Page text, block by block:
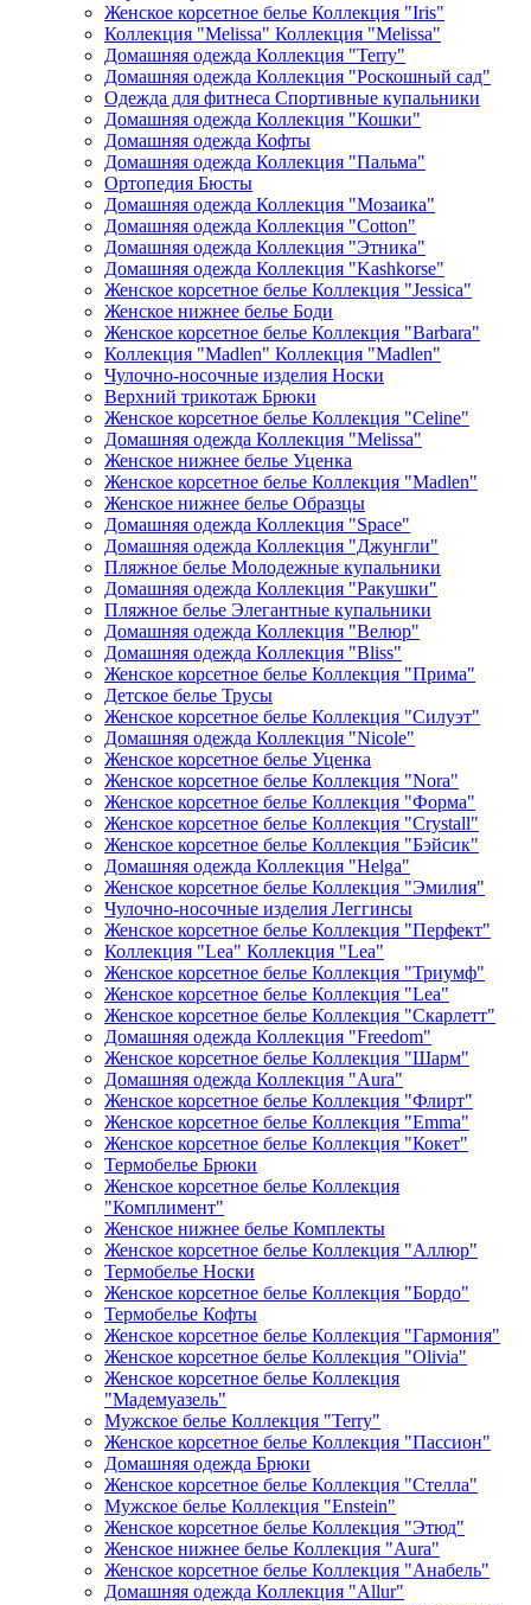
Женское корсетное белье Коллекция "Iris"
Коллекция "Melissa" Коллекция "Melissa"
Домашняя одежда Коллекция "Terry"
Домашняя одежда Коллекция "Роскошный сад"
Одежда для фитнеса Спортивные купальники
Домашняя одежда Коллекция "Кошки"
Домашняя одежда Кофты
Домашняя одежда Коллекция "Пальма"
Ортопедия Бюсты
Домашняя одежда Коллекция "Мозаика"
Домашняя одежда Коллекция "Cotton"
Домашняя одежда Коллекция "Этника"
Домашняя одежда Коллекция "Kashkorse"
Женское корсетное белье Коллекция "Jessica"
Женское нижнее белье Боди
Женское корсетное белье Коллекция "Barbara"
Коллекция "Madlen" Коллекция "Madlen"
Чулочно-носочные изделия Носки
Верхний трикотаж Брюки
Женское корсетное белье Коллекция "Celine"
Домашняя одежда Коллекция "Melissa"
Женское нижнее белье Уценка
Женское корсетное белье Коллекция "Madlen"
Женское нижнее белье Образцы
Домашняя одежда Коллекция "Space"
Домашняя одежда Коллекция "Джунгли"
Пляжное белье Молодежные купальники
Домашняя одежда Коллекция "Ракушки"
Пляжное белье Элегантные купальники
Домашняя одежда Коллекция "Велюр"
Домашняя одежда Коллекция "Bliss"
Женское корсетное белье Коллекция "Прима"
Детское белье Трусы
Женское корсетное белье Коллекция "Силуэт"
Домашняя одежда Коллекция "Nicole"
Женское корсетное белье Уценка
Женское корсетное белье Коллекция "Nora"
Женское корсетное белье Коллекция "Форма"
Женское корсетное белье Коллекция "Crystall"
Женское корсетное белье Коллекция "Бэйсик"
Домашняя одежда Коллекция "Helga"
Женское корсетное белье Коллекция "Эмилия"
Чулочно-носочные изделия Леггинсы
Женское корсетное белье Коллекция "Перфект"
Коллекция "Lea" Коллекция "Lea"
Женское корсетное белье Коллекция "Триумф"
Женское корсетное белье Коллекция "Lea"
Женское корсетное белье Коллекция "Скарлетт"
Домашняя одежда Коллекция "Freedom"
Женское корсетное белье Коллекция "Шарм"
Домашняя одежда Коллекция "Aura"
Женское корсетное белье Коллекция "Флирт"
Женское корсетное белье Коллекция "Emma"
Женское корсетное белье Коллекция "Кокет"
Термобелье Брюки
Женское корсетное белье Коллекция
"Комплимент"
Женское нижнее белье Комплекты
Женское корсетное белье Коллекция "Аллюр"
Термобелье Носки
Женское корсетное белье Коллекция "Бордо"
Термобелье Кофты
Женское корсетное белье Коллекция "Гармония"
Женское корсетное белье Коллекция "Olivia"
Женское корсетное белье Коллекция
"Мадемуазель"
Мужское белье Коллекция "Terry"
Женское корсетное белье Коллекция "Пассион"
Домашняя одежда Брюки
Женское корсетное белье Коллекция "Стелла"
Мужское белье Коллекция "Enstein"
Женское корсетное белье Коллекция "Этюд"
Женское нижнее белье Коллекция "Aura"
Женское корсетное белье Коллекция "Анабель"
Домашняя одежда Коллекция "Allur"